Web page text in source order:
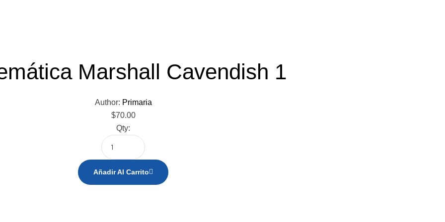
Marshall Cavendish 1
Author: Primaria
$70.00
Qty:
Añadir Al Carrito